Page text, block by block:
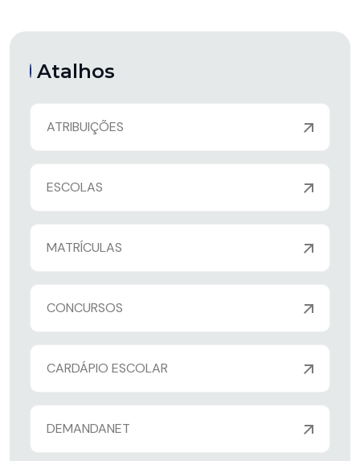
Atalhos
ATRIBUIÇÕES
ESCOLAS
MATRÍCULAS
CONCURSOS
CARDÁPIO ESCOLAR
DEMANDANET